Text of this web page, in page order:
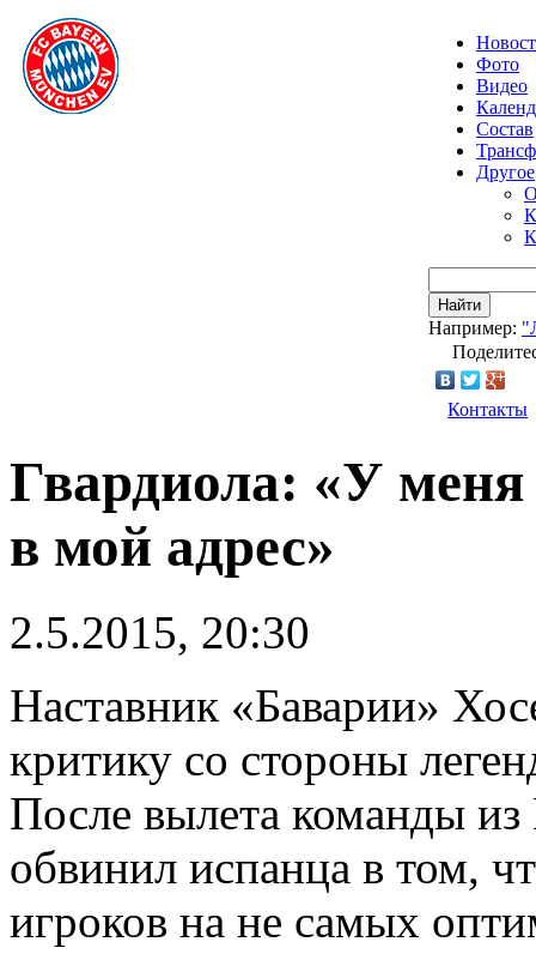
Фото
Видео
Состав
Другое
Найти
Например:
Контакты
Гвардиола: «У
в мой адрес»
2.5.2015, 20:30
Наставник «Баварии»
критику со стороны
После вылета команды
обвинил испанца в том,
игроков на не самых